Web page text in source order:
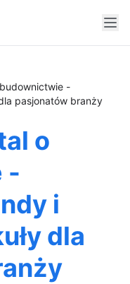
-
pasjonatów branży
o
-
i
dla